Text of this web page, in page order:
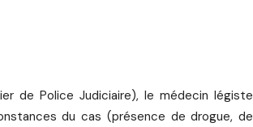
de Police Judiciaire), le médecin légiste
du cas (présence de drogue, de